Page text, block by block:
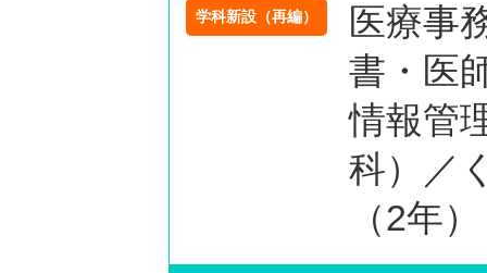
学科新設（再編）
医療事
書・医
情報管
科）／
（2年）